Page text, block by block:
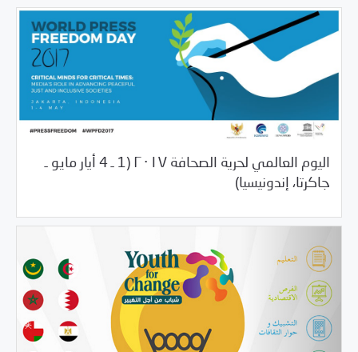
اليوم العالمي لحرية الصحافة ٢٠١٧ (1 ـ 4 أيار مايو ـ
جاكرتا، إندونيسيا)
04/19/2017 الأرشيف السنوي